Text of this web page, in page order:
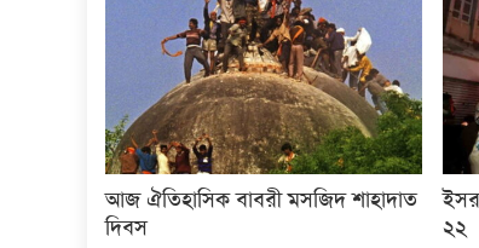
আজ ঐতিহাসিক বাবরী মসজিদ শাহাদাত
দিবস
২২